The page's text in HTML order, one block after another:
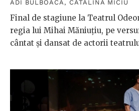
ADI BULBOACĂ , CĂTĂLINA MICIU
Final de stagiune la Teatrul
regia lui Mihai Măniuțiu, pe
cântat și dansat de actorii